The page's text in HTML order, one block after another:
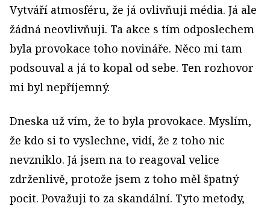
Vytváří atmosféru, že já ovlivňuji média. Já ale
žádná neovlivňuji. Ta akce s tím odposlechem
byla provokace toho novináře. Něco mi tam
podsouval a já to kopal od sebe. Ten rozhovor
mi byl nepříjemný.
Dneska už vím, že to byla provokace. Myslím,
že kdo si to vyslechne, vidí, že z toho nic
nevzniklo. Já jsem na to reagoval velice
zdrženlivě, protože jsem z toho měl špatný
pocit. Považuji to za skandální. Tyto metody,